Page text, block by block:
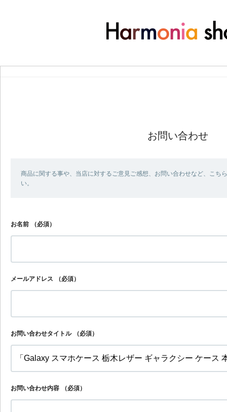
お問い合わせ
商品に関する事や、当店に対するご意見ご感想、お問い合わせなど、こち
い。
お名前 （必須）
メールアドレス （必須）
お問い合わせタイトル （必須）
お問い合わせ内容 （必須）